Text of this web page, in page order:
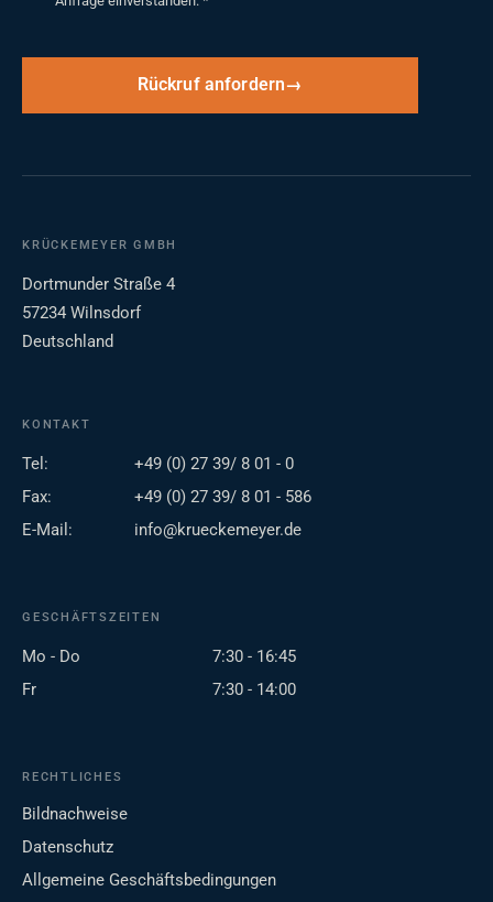
Rückruf anfordern
KRÜCKEMEYER GMBH
Dortmunder Straße 4
57234 Wilnsdorf
Deutschland
KONTAKT
Tel:
+49 (0) 27 39/ 8 01 - 0
Fax:
+49 (0) 27 39/ 8 01 - 586
E-Mail:
info@krueckemeyer.de
GESCHÄFTSZEITEN
Mo - Do
7:30 - 16:45
Fr
7:30 - 14:00
RECHTLICHES
Bildnachweise
Datenschutz
Allgemeine Geschäftsbedingungen